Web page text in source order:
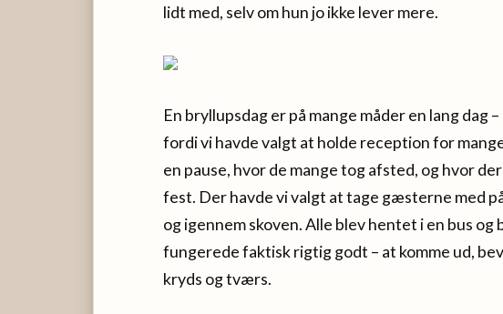
lidt med, selv om hun jo ikke lever mere.
En bryllupsdag er på mange måder en lang dag
fordi vi havde valgt at holde reception for
en pause, hvor de mange tog afsted, og hvor
fest. Der havde vi valgt at tage gæsterne med
og igennem skoven. Alle blev hentet i en bus
fungerede faktisk rigtig godt – at komme ud,
kryds og tværs.